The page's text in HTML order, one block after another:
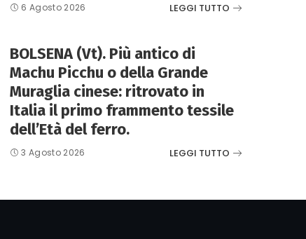
6 Agosto 2026 LEGGI TUTTO
BOLSENA (Vt). Più antico di
Machu Picchu o della Grande
Muraglia cinese: ritrovato in
Italia il primo frammento tessile
dell’Età del ferro.
3 Agosto 2026 LEGGI TUTTO